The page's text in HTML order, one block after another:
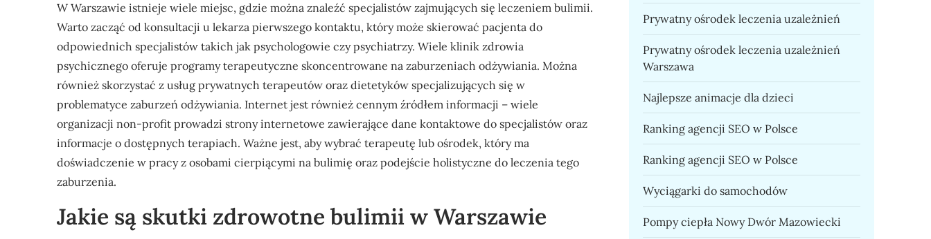
W Warszawie istnieje wiele miejsc, gdzie można znaleźć specjalistów zajmujących się leczeniem bulimii.
Warto zacząć od konsultacji u lekarza pierwszego kontaktu, który może skierować pacjenta do
odpowiednich specjalistów takich jak psychologowie czy psychiatrzy. Wiele klinik zdrowia
psychicznego oferuje programy terapeutyczne skoncentrowane na zaburzeniach odżywiania. Można
również skorzystać z usług prywatnych terapeutów oraz dietetyków specjalizujących się w
problematyce zaburzeń odżywiania. Internet jest również cennym źródłem informacji – wiele
organizacji non-profit prowadzi strony internetowe zawierające dane kontaktowe do specjalistów oraz
informacje o dostępnych terapiach. Ważne jest, aby wybrać terapeutę lub ośrodek, który ma
doświadczenie w pracy z osobami cierpiącymi na bulimię oraz podejście holistyczne do leczenia tego
zaburzenia.
Jakie są skutki zdrowotne bulimii w Warszawie
Prywatny ośrodek leczenia uzależnień
Prywatny ośrodek leczenia uzależnień
Warszawa
Najlepsze animacje dla dzieci
Ranking agencji SEO w Polsce
Ranking agencji SEO w Polsce
Wyciągarki do samochodów
Pompy ciepła Nowy Dwór Mazowiecki